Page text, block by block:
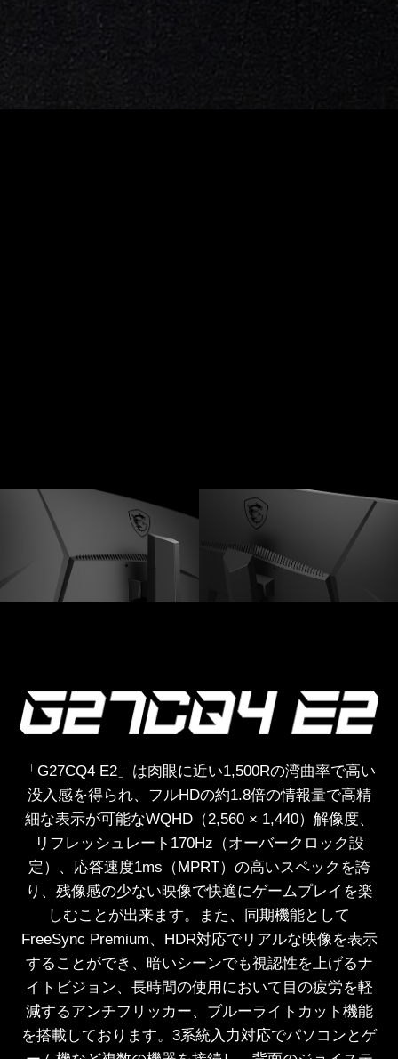
「G27CQ4 E2」は肉眼に近い1,500Rの湾曲率で高い
没入感を得られ、フルHDの約1.8倍の情報量で高精
細な表示が可能なWQHD（2,560 × 1,440）解像度、
リフレッシュレート170Hz（オーバークロック設
定）、応答速度1ms（MPRT）の高いスペックを誇
り、残像感の少ない映像で快適にゲームプレイを楽
しむことが出来ます。また、同期機能として
FreeSync Premium、HDR対応でリアルな映像を表示
することができ、暗いシーンでも視認性を上げるナ
イトビジョン、長時間の使用において目の疲労を軽
減するアンチフリッカー、ブルーライトカット機能
を搭載しております。3系統入力対応でパソコンとゲ